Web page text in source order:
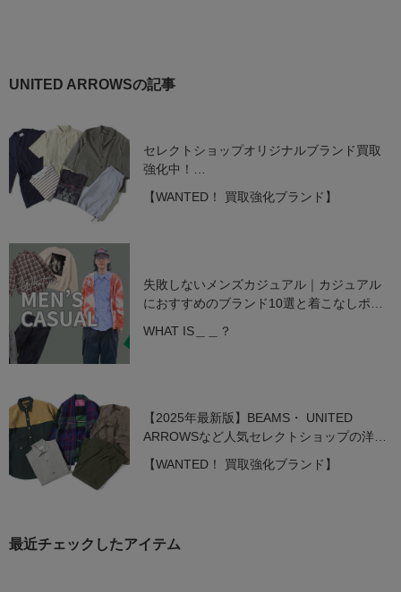
UNITED ARROWSの記事
セレクトショップオリジナルブランド買取
強化中！
［BEAMS］＆［UNITED ARROWS］
【WANTED！ 買取強化ブランド】
失敗しないメンズカジュアル｜カジュアル
におすすめのブランド10選と着こなしポイ
WHAT IS＿＿？
【2025年最新版】BEAMS・ UNITED
ARROWSなど人気セレクトショップの洋服
を高価買取中！
【WANTED！ 買取強化ブランド】
最近チェックしたアイテム